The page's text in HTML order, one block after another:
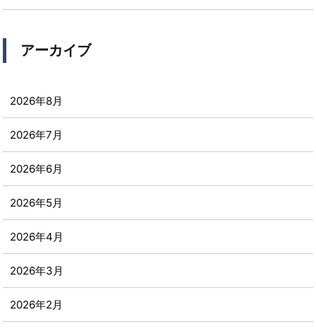
アーカイブ
2026年8月
2026年7月
2026年6月
2026年5月
2026年4月
2026年3月
2026年2月